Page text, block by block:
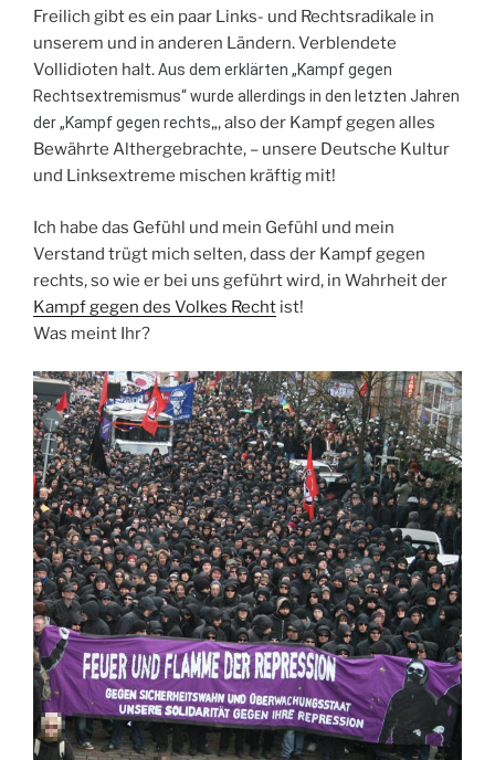
Freilich gibt es ein paar Links- und Rechtsradikale in
unserem und in anderen Ländern. Verblendete
Vollidioten halt.Aus dem erklärten „Kampf gegen
Rechtsextremismus“ wurde allerdings in den letzten Jahren
der „Kampf gegen rechts„, also der Kampf gegen alles
Bewährte Althergebrachte, – unsere Deutsche Kultur
und Linksextreme mischen kräftig mit!
Ich habe das Gefühl und mein Gefühl und mein
Verstand trügt mich selten, dass der Kampf gegen
rechts, so wie er bei uns geführt wird, in Wahrheit der
Kampf gegen des Volkes Recht ist!
Was meint Ihr?